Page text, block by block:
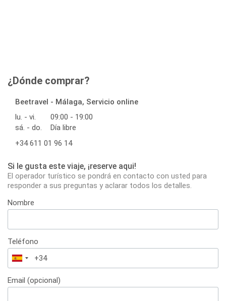
¿Dónde comprar?
Beetravel - Málaga, Servicio online
lu. - vi.
09:00 - 19:00
sá. - do.
Día libre
+34 611 01 96 14
Si le gusta este viaje, ¡reserve aqui!
El operador turístico se pondrá en contacto con usted para
responder a sus preguntas y aclarar todos los detalles.
Nombre
Teléfono
España
+34
Email (opcional)